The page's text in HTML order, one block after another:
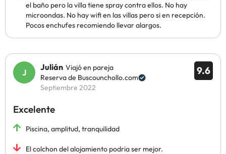
el baño pero la villa tiene spray contra ellos. No hay
microondas. No hay wifi en las villas pero si en recepción.
Pocos enchufes recomiendo llevar alargos.
9.6
Julián Viajó en pareja
Reserva de Buscounchollo.com
Septiembre 2022
Excelente
Piscina, amplitud, tranquilidad
El colchon del alojamiento podria ser mejor.